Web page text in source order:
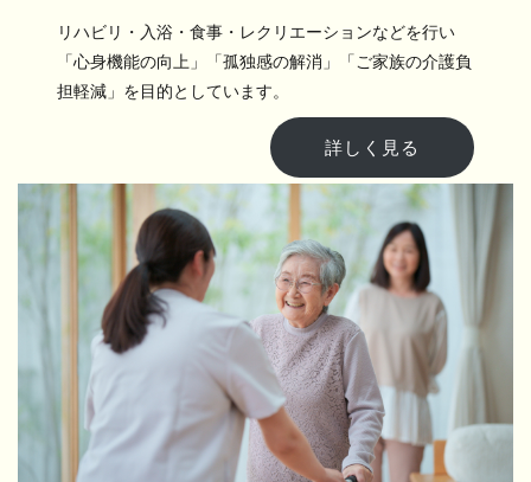
リハビリ・入浴・食事・レクリエーションなどを行い
「心身機能の向上」「孤独感の解消」「ご家族の介護負
担軽減」を目的としています。
詳しく見る